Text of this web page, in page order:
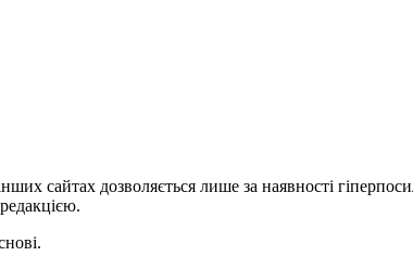
сайтах дозволяється лише за наявності